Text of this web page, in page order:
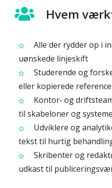
Hvem
Alle der rydder op i
uønskede linjeskift
Studerende og
eller kopierede
Kontor‑ og
til skabeloner og
Udviklere og
tekst til hurtig
Skribenter og
udkast til